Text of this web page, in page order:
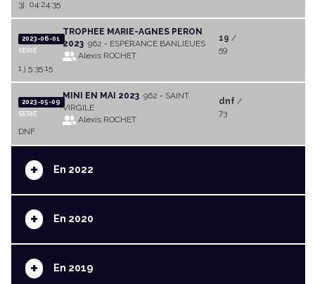
3j. 04:24:35
2023-06-01
SERIE
TROPHEE MARIE-AGNES PERON
2023 962 - ESPERANCE BANLIEUES
Alexis ROCHET
19 /
59
1 j 5:35:15
2023-05-09
SERIE
MINI EN MAI 2023 962 - SAINT
VIRGILE
Alexis ROCHET
dnf/
73
DNF
+ En 2022
+ En 2020
+ En 2019